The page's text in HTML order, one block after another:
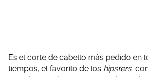
Es el corte de cabello más pedido en
tiempos, el favorito de los hipsters